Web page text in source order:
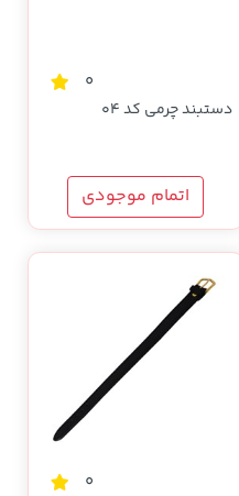
0
دستبند چرمی کد 04
اتمام موجودی
0